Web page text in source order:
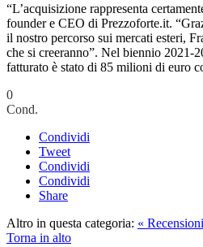
“L’acquisizione rappresenta
founder e CEO di Prezzoforte.it.
il nostro percorso sui mercati esteri,
che si creeranno”. Nel biennio 2021-
fatturato è stato di 85 milioni di euro
0
Cond.
Condividi
Tweet
Condividi
Condividi
Share
Altro in questa categoria: «
Torna in alto